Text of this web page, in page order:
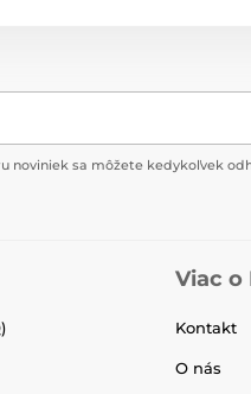
noviniek sa môžete kedykoľvek
Viac o
Kontakt
O nás